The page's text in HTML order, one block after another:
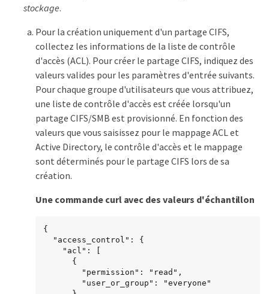
stockage.
Pour la création uniquement d'un partage CIFS,
collectez les informations de la liste de contrôle
d'accès (ACL). Pour créer le partage CIFS, indiquez des
valeurs valides pour les paramètres d'entrée suivants.
Pour chaque groupe d'utilisateurs que vous attribuez,
une liste de contrôle d'accès est créée lorsqu'un
partage CIFS/SMB est provisionné. En fonction des
valeurs que vous saisissez pour le mappage ACL et
Active Directory, le contrôle d'accès et le mappage
sont déterminés pour le partage CIFS lors de sa
création.
Une commande curl avec des valeurs d'échantillon
{